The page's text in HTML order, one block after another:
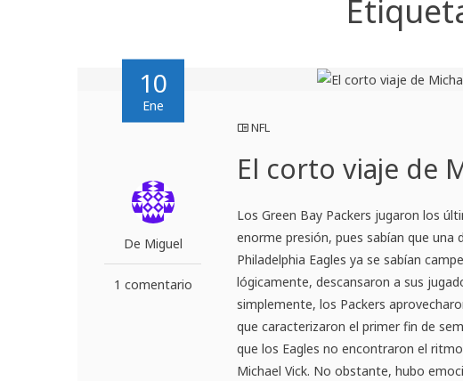
10
Ene
De Miguel
1 comentario
NFL
El corto viaje de
Los Green Bay Packers jugaron los
enorme presión, pues sabían que
Philadelphia Eagles ya se sabían
lógicamente, descansaron a sus
simplemente, los Packers
que caracterizaron el primer fin de
que los Eagles no encontraron el
Michael Vick. No obstante, hubo